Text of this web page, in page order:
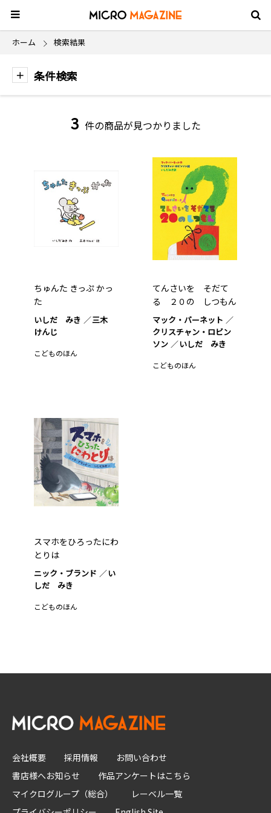
ホーム 検索結果
条件検索
3 件の商品が見つかりました
ちゅんた きっぷ かっ
た
いしだ みき
三木
けんじ
こどものほん
てんさいを そだて
る ２０の しつもん
マック・バーネット
クリスチャン・ロビン
ソン
いしだ みき
こどものほん
スマホをひろったにわ
とりは
ニック・ブランド
い
しだ みき
こどものほん
会社概要 採用情報
お問い合わせ
書店様へお知らせ
作品アンケートはこちら
マイクログループ（総合）
レーベル一覧